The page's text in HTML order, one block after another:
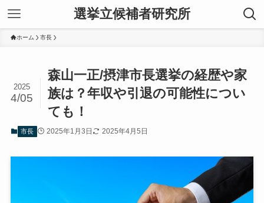
選挙立候補者研究所
ホーム 市長
森山一正/摂津市長選挙の経歴や家
族は？年収や引退の可能性につい
ても！
2025
4/05
市長 2025年1月3日 2025年4月5日